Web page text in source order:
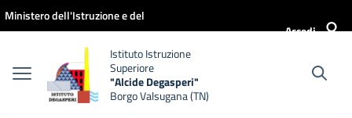
Vai ai contenuti
Vai al menu di navigazione
Vai al footer
Ministero dell'Istruzione e del
Accedi
Istituto Istruzione
Superiore
"Alcide Degasperi"
Borgo Valsugana (TN)